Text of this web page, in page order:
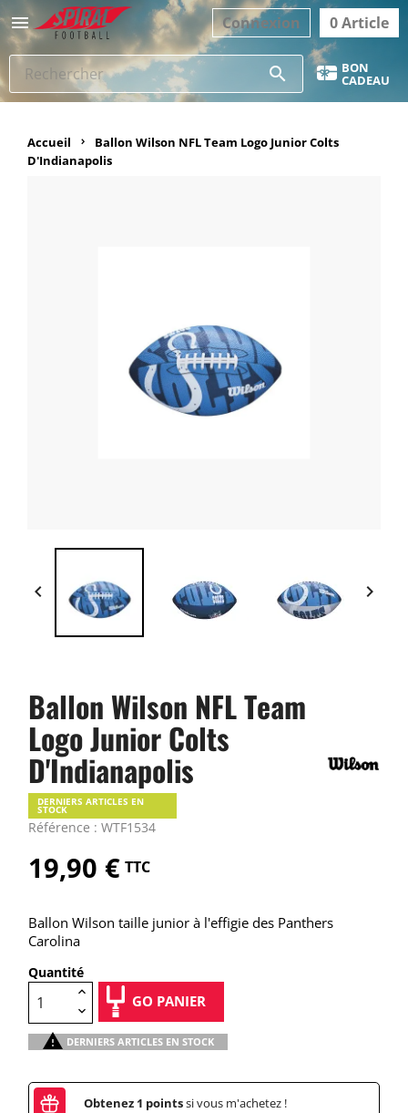
 0 Article
Connexion
search BON
CADEAU
Accueil
Ballon Wilson NFL Team Logo Junior Colts
D'Indianapolis
 
Ballon Wilson NFL Team
Logo Junior Colts
D'Indianapolis
Référence : WTF1534
DERNIERS ARTICLES EN
STOCK
19,90 € TTC
Ballon Wilson taille junior à l'effigie des Panthers
Carolina
Quantité
GO PANIER
 DERNIERS ARTICLES EN STOCK
Obtenez 1 pointssi vous m'achetez !